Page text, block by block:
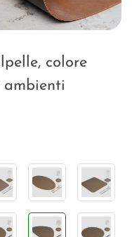
colore